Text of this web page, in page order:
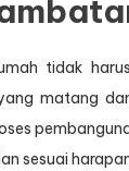
tidak
matang
sesuai